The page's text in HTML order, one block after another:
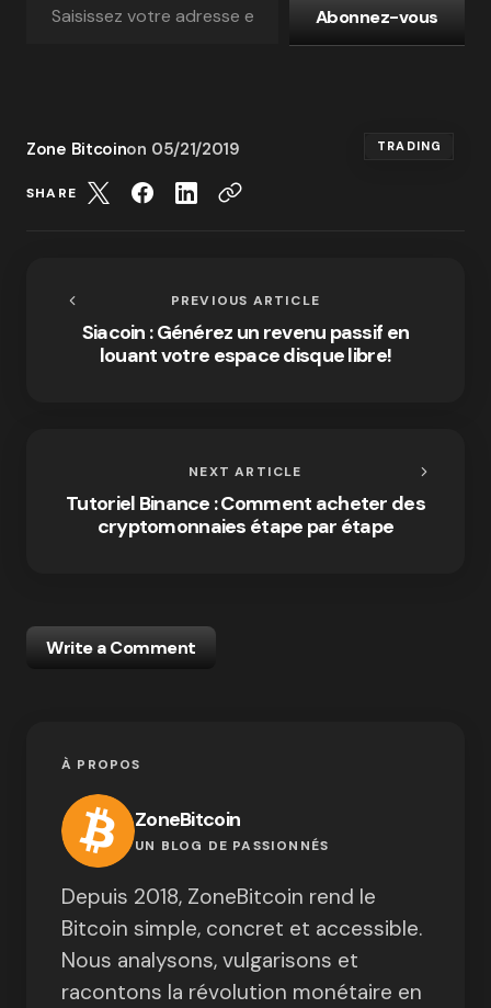
Abonnez-vous
Zone Bitcoinon 05/21/2019 TRADING
SHARE
PREVIOUS ARTICLE
Siacoin : Générez un revenu passif en
louant votre espace disque libre!
NEXT ARTICLE
Tutoriel Binance : Comment acheter des
cryptomonnaies étape par étape
Write a Comment
À PROPOS
ZoneBitcoin
UN BLOG DE PASSIONNÉS
Depuis 2018, ZoneBitcoin rend le
Bitcoin simple, concret et accessible.
Nous analysons, vulgarisons et
racontons la révolution monétaire en